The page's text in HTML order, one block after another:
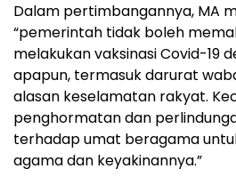
Dalam pertimbangannya, MA
“pemerintah tidak boleh
melakukan vaksinasi Covid-19
apapun, termasuk darurat
alasan keselamatan rakyat.
penghormatan dan
terhadap umat beragama
agama dan keyakinannya.”